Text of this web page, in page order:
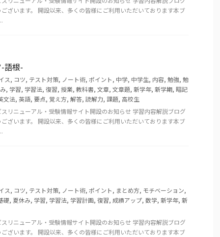
ざいます。 開設以来、多くの皆様にご利用いただいております本ブ
語根-
ス, コツ, テスト対策, ノート術, ポイント, 中学, 中学生, 内容, 勉強, 勉
, 学習, 学習法, 復習, 授業, 教科書, 文章, 文章題, 新学年, 新学期, 暗記
文法, 英語, 要点, 覚え方, 解答, 読解力, 課題, 高校生
リニューアル・受験情報サイト開設のお知らせ 学習内容解説ブログ
ざいます。 開設以来、多くの皆様にご利用いただいております本ブ
ス, コツ, テスト対策, ノート術, ポイント, まとめ方, モチベーション,
礎, 夏休み, 学習, 学習法, 学習計画, 復習, 成績アップ, 数学, 新学年, 新
リニューアル・受験情報サイト開設のお知らせ 学習内容解説ブログ
ざいます。 開設以来、多くの皆様にご利用いただいております本ブ